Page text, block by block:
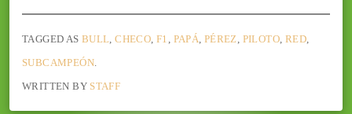
TAGGED AS BULL ,CHECO F1 PAPÁ PÉREZ PILOTO, RED,
SUBCAMPEÓN.
WRITTEN BY STAFF